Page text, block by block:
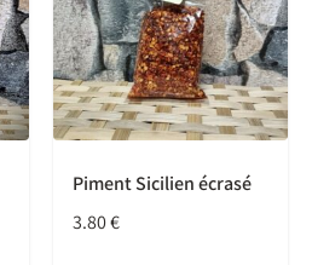
Piment Sicilien écrasé
3.80€